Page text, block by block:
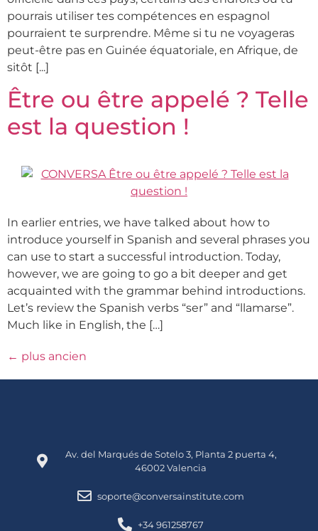
pourrais utiliser tes compétences en espagnol
pourraient te surprendre. Même si tu ne voyageras
peut-être pas en Guinée équatoriale, en Afrique, de
sitôt [...]
Être ou être appelé ? Telle
est la question !
In earlier entries, we have talked about how to
introduce yourself in Spanish and several phrases you
can use to start a successful introduction. Today,
however, we are going to go a bit deeper and get
acquainted with the grammar behind introductions.
Let’s review the Spanish verbs “ser” and “llamarse”.
Much like in English, the […]
← plus ancien
Av. del Marqués de Sotelo 3, Planta 2 puerta 4,
46002 Valencia
soporte@conversainstitute.com
+34 961258767